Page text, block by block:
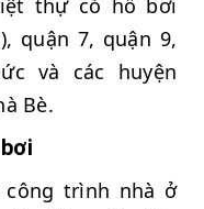
thự có hồ bơi
quận 7, quận 9,
và các huyện
Bè.
trình nhà ở